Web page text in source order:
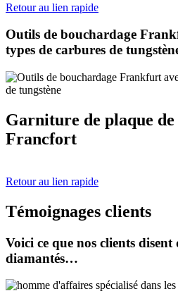
Retour au lien rapide
Outils de bouchardage
types de carbures de
Garniture de plaque
Francfort
Retour au lien rapide
Témoignages clients
Voici ce que nos clients disent
diamantés…